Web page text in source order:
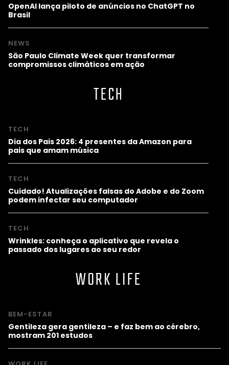
OpenAI lança piloto de anúncios no ChatGPT no
Brasil
NEWS
São Paulo Climate Week quer transformar
compromissos climáticos em ação
TECH
TECH
Dia dos Pais 2026: 4 presentes da Amazon para
pais que amam música
TECH
Cuidado! Atualizações falsas do Adobe e do Zoom
podem infectar seu computador
TECH
Wrinkles: conheça o aplicativo que revela o
passado dos lugares ao seu redor
WORK LIFE
BEM-ESTAR
Gentileza gera gentileza – e faz bem ao cérebro,
mostram 201 estudos